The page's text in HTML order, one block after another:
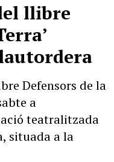
llibre
Defensors de la
a
teatralitzada
situada a la